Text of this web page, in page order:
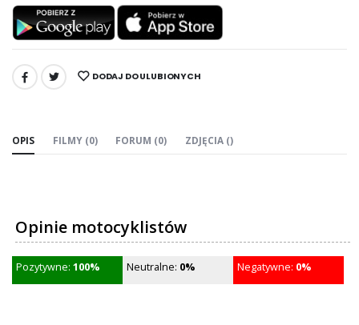
UDOSTĘPNIJ: DODAJ DO ULUBIONYCH
OPIS FILMY (0) FORUM (0) ZDJĘCIA ()
Opinie motocyklistów
Pozytywne: 100% Neutralne: 0% Negatywne: 0%